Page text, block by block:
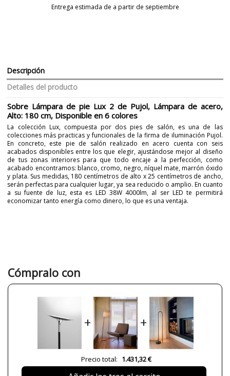
Entrega estimada de a partir de septiembre
Descripción
Detalles del producto
Sobre Lámpara de pie Lux 2 de Pujol, Lámpara de acero,
Alto: 180 cm, Disponible en 6 colores
La colección Lux, compuesta por dos pies de salón, es una de las
colecciones más practicas y funcionales de la firma de iluminación Pujol.
En concreto, este pie de salón realizado en acero cuenta con seis
acabados disponibles entre los que elegir, ajustándose mejor al diseño
de tus zonas interiores para que todo encaje a la perfección, como
acabado encontramos: blanco, cromo, negro, níquel mate, marrón óxido
y plata. Sus medidas, 180 centímetros de alto x 25 centímetros de ancho,
serán perfectas para cualquier lugar, ya sea reducido o amplio. En cuanto
a su fuente de luz, esta es LED 38W 4000lm, al ser LED te permitirá
economizar tanto energía como dinero, lo que es una ventaja.
Diámetro (cm)
Plazo de Envío
220V
4000lm
Potencia en Vatios
38W
Bombilla Incluida?
Sí
Clase I
Cómpralo con
+ +
Precio total: 1.431,32 €